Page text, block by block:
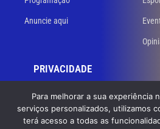
Anuncie aqui
PRIVACIDADE
Políticas de privacidade
Termos de uso
Para melhorar a sua experiência
serviços personalizados, utilizamos
terá acesso a todas as